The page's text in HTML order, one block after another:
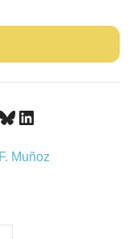
Bluesky
LinkedIn